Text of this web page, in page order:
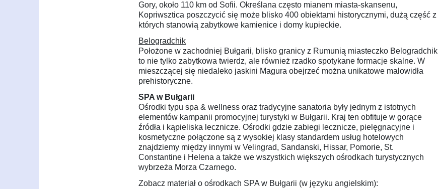
Gory, około 110 km od Sofii. Określana często mianem miasta-skansenu,
Kopriwsztica poszczycić się może blisko 400 obiektami historycznymi, dużą część z
których stanowią zabytkowe kamienice i domy kupieckie.
Belogradchik
Położone w zachodniej Bułgarii, blisko granicy z Rumunią miasteczko Belogradchik
to nie tylko zabytkowa twierdz, ale również rzadko spotykane formacje skalne. W
mieszczącej się niedaleko jaskini Magura obejrzeć można unikatowe malowidła
prehistoryczne.
SPA w Bułgarii
Ośrodki typu spa & wellness oraz tradycyjne sanatoria były jednym z istotnych
elementów kampanii promocyjnej turystyki w Bułgarii. Kraj ten obfituje w gorące
źródła i kąpieliska lecznicze. Ośrodki gdzie zabiegi lecznicze, pielęgnacyjne i
kosmetyczne połączone są z wysokiej klasy standardem usług hotelowych
znajdziemy między innymi w Velingrad, Sandanski, Hissar, Pomorie, St.
Constantine i Helena a także we wszystkich większych ośrodkach turystycznych
wybrzeża Morza Czarnego.
Zobacz materiał o ośrodkach SPA w Bułgarii (w języku angielskim):